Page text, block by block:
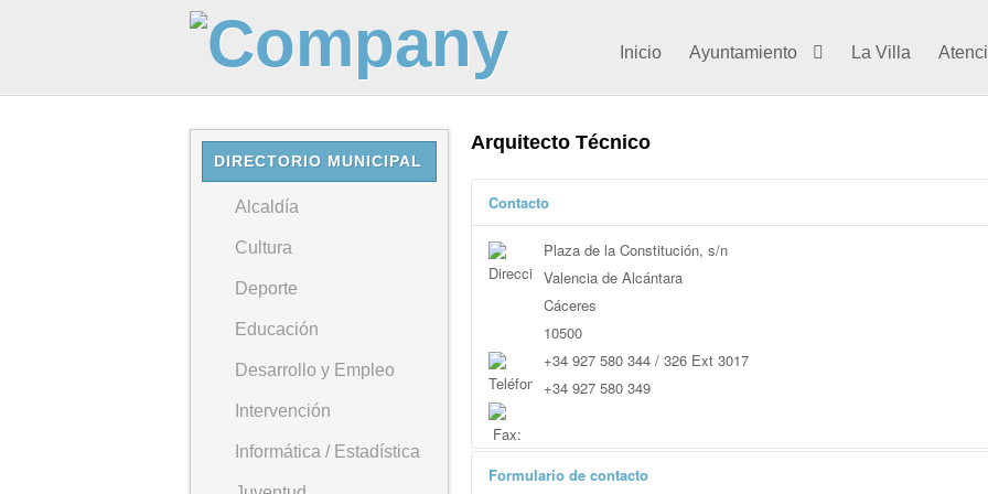
Inicio Ayuntamiento La Villa
DIRECTORIO MUNICIPAL
Alcaldía
Cultura
Deporte
Educación
Desarrollo y Empleo
Intervención
Informática / Estadística
Arquitecto Técnico
Contacto
Plaza de la Constitución, s/n
Valencia de Alcántara
Cáceres
10500
+34 927 580 344 / 326 Ext 3017
+34 927 580 349
Formulario de contacto